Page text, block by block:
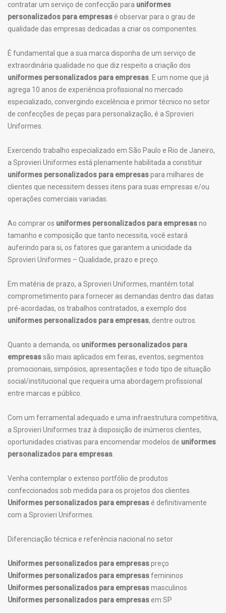
contratar um serviço de confecção para uniformes
personalizados para empresasé observar para o grau de
qualidade das empresas dedicadas a criar os componentes.
É fundamental que a sua marca disponha de um serviço de
extraordinária qualidade no que diz respeito a criação dos
uniformes personalizados para empresas . E um nome que já
agrega 10 anos de experiência profissional no mercado
especializado, convergindo excelência e primor técnico no setor
de confecções de peças para personalização, é a Sprovieri
Uniformes.
Exercendo trabalho especializado em São Paulo e Rio de Janeiro,
a Sprovieri Uniformes está plenamente habilitada a constituir
uniformes personalizados para empresaspara milhares de
clientes que necessitem desses itens para suas empresas e/ou
operações comerciais variadas.
Ao comprar os uniformes personalizados para empresasno
tamanho e composição que tanto necessita, você estará
auferindo para si, os fatores que garantem a unicidade da
Sprovieri Uniformes – Qualidade, prazo e preço.
Em matéria de prazo, a Sprovieri Uniformes, mantém total
comprometimento para fornecer as demandas dentro das datas
pré-acordadas, os trabalhos contratados, a exemplo dos
uniformes personalizados para empresas, dentre outros.
Quanto a demanda, os uniformes personalizados para
empresassão mais aplicados em feiras, eventos, segmentos
promocionais, simpósios, apresentações e todo tipo de situação
social/institucional que requeira uma abordagem profissional
entre marcas e público.
Com um ferramental adequado e uma infraestrutura competitiva,
a Sprovieri Uniformes traz à disposição de inúmeros clientes,
oportunidades criativas para encomendar modelos de uniformes
personalizados para empresas
Venha contemplar o extenso portfólio de produtos
confeccionados sob medida para os projetos dos clientes.
Uniformes personalizados para empresasé definitivamente
com a Sprovieri Uniformes.
Diferenciação técnica e referência nacional no setor
Uniformes personalizados para empresaspreço
Uniformes personalizados para empresasfemininos
Uniformes personalizados para empresasmasculinos
Uniformes personalizados para empresasem SP